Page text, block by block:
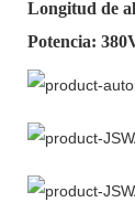
Longitud de
Potencia: